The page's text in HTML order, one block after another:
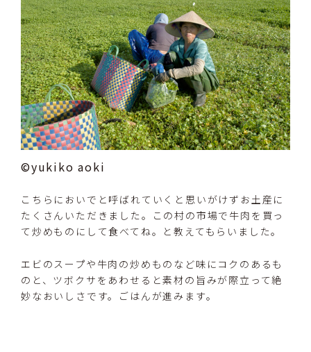
©yukiko aoki
こちらにおいでと呼ばれていくと思いがけずお土産に
たくさんいただきました。この村の市場で牛肉を買っ
て炒めものにして食べてね。と教えてもらいました。
エビのスープや牛肉の炒めものなど味にコクのあるも
のと、ツボクサをあわせると素材の旨みが際立って絶
妙なおいしさです。ごはんが進みます。